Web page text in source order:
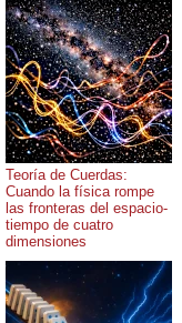
Teoría de Cuerdas:
Cuando la física rompe
las fronteras del espacio-
tiempo de cuatro
dimensiones